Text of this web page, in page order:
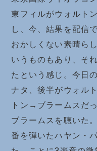
東フィルがウォルト
し、今、結果を配信
おかしくない素晴ら
いうものもあり、そ
たという感じ。今日
ナタ、後半がウォル
トン→ブラームスだ
ブラームスを聴いた
番を弾いたハヤン・